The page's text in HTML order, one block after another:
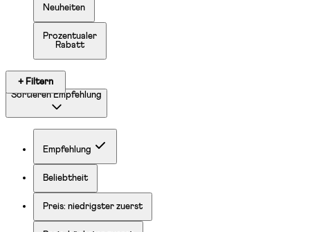
Neuheiten
Prozentualer
Rabatt
+ Filtern
Sortieren Empfehlung
Empfehlung
Beliebtheit
Preis: niedrigster zuerst